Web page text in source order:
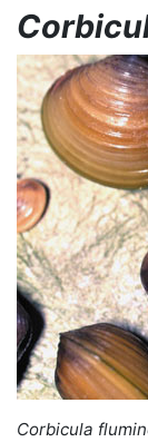
Corbicula